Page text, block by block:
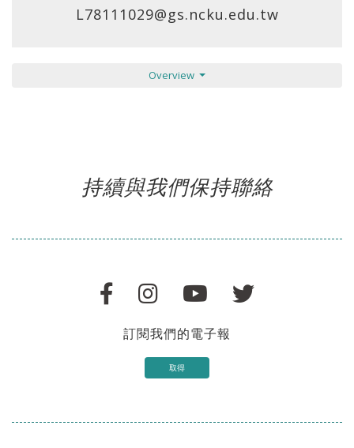
L78111029@gs.ncku.edu.tw
Overview
持續與我們保持聯絡
訂閱我們的電子報
取得